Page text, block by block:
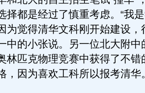
择都是经过了慎重考虑。“我
为觉得清华文科刚开始建设，
中的小张说。另一位北大附中
林匹克物理竞赛中获得了不错
，因为喜欢工科所以报考清华